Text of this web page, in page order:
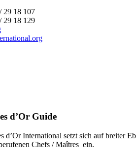
29 18 107
29 18 129
d’Or Guide
d’Or International setzt sich auf breiter
Chefs / Maîtres ein.